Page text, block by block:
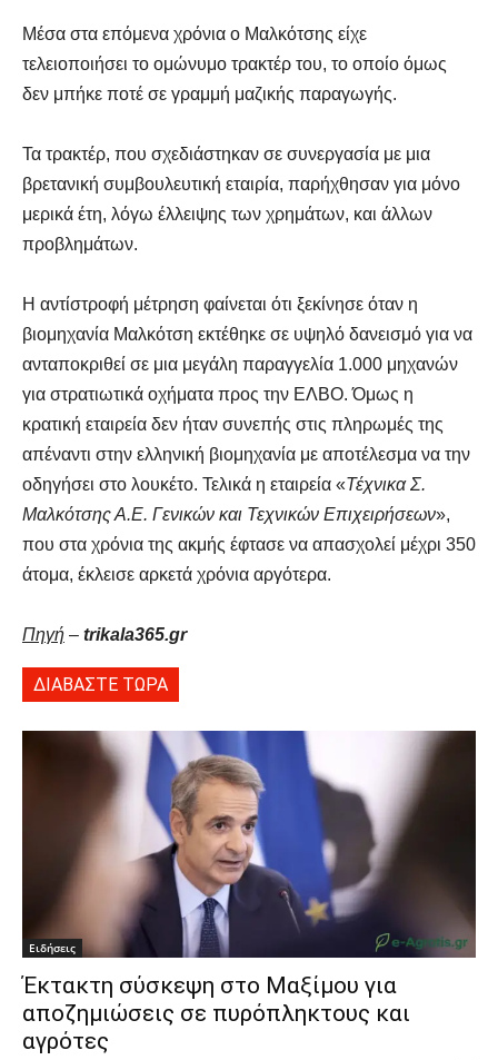
Μέσα στα επόμενα χρόνια ο Μαλκότσης είχε
τελειοποιήσει το ομώνυμο τρακτέρ του, το οποίο όμως
δεν μπήκε ποτέ σε γραμμή μαζικής παραγωγής.
Τα τρακτέρ, που σχεδιάστηκαν σε συνεργασία με μια
βρετανική συμβουλευτική εταιρία, παρήχθησαν για μόνο
μερικά έτη, λόγω έλλειψης των χρημάτων, και άλλων
προβλημάτων.
Η αντίστροφή μέτρηση φαίνεται ότι ξεκίνησε όταν η
βιομηχανία Μαλκότση εκτέθηκε σε υψηλό δανεισμό για να
ανταποκριθεί σε μια μεγάλη παραγγελία 1.000 μηχανών
για στρατιωτικά οχήματα προς την ΕΛΒΟ. Όμως η
κρατική εταιρεία δεν ήταν συνεπής στις πληρωμές της
απέναντι στην ελληνική βιομηχανία με αποτέλεσμα να την
οδηγήσει στο λουκέτο. Τελικά η εταιρεία «Τέχνικα Σ.
Μαλκότσης Α.Ε. Γενικών και Τεχνικών Επιχειρήσεων»,
που στα χρόνια της ακμής έφτασε να απασχολεί μέχρι 350
άτομα, έκλεισε αρκετά χρόνια αργότερα.
Πηγή – trikala365.gr
ΔΙΑΒΑΣΤΕ ΤΩΡΑ
Ειδήσεις
Έκτακτη σύσκεψη στο Μαξίμου για
αποζημιώσεις σε πυρόπληκτους και
αγρότες